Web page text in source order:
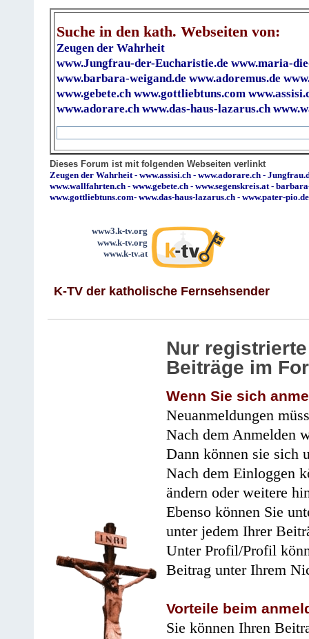
Suche in den kath. Webseiten von:
Zeugen der Wahrheit
www.Jungfrau-der-Eucharistie.de www.maria-
www.barbara-weigand.de www.adoremus.de
www.gebete.ch www.gottliebtuns.com
www.adorare.ch www.das-haus-lazarus.ch
Dieses Forum ist mit folgenden Webseiten verlinkt
Zeugen der Wahrheit- www.assisi.ch - www.adorare.ch -
www.wallfahrten.ch - www.gebete.ch - www.segenskreis.at-
www.gottliebtuns.com- www.das-haus-lazarus.ch - www.pater-pio.de
www3.k-tv.org
www.k-tv.org
www.k-tv.at
K-TV der katholische Fernsehsender
Nur
Beiträge im
Wenn Sie sich
Neuanmeldungen
Nach dem Anmelden
Dann können sie sich
Nach dem Einloggen
ändern oder weitere
Ebenso können Sie
unter jedem Ihrer
Unter Profil/Profil
Beitrag unter Ihrem
Vorteile beim
Sie können Ihren